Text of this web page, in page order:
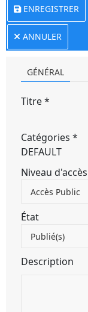
ENREGISTRER
ANNULER
GÉNÉRAL
Titre*
Catégories *
DEFAULT
Niveau d'accès
Accès Public
État
Publié(s)
Description